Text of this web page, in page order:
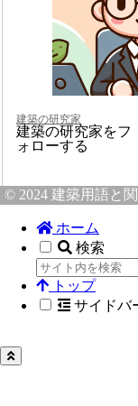
建築の研究家
建築の研究家をフ
ォローする
© 2024 建築用語と
ホーム
検索
トップ
サイドバ